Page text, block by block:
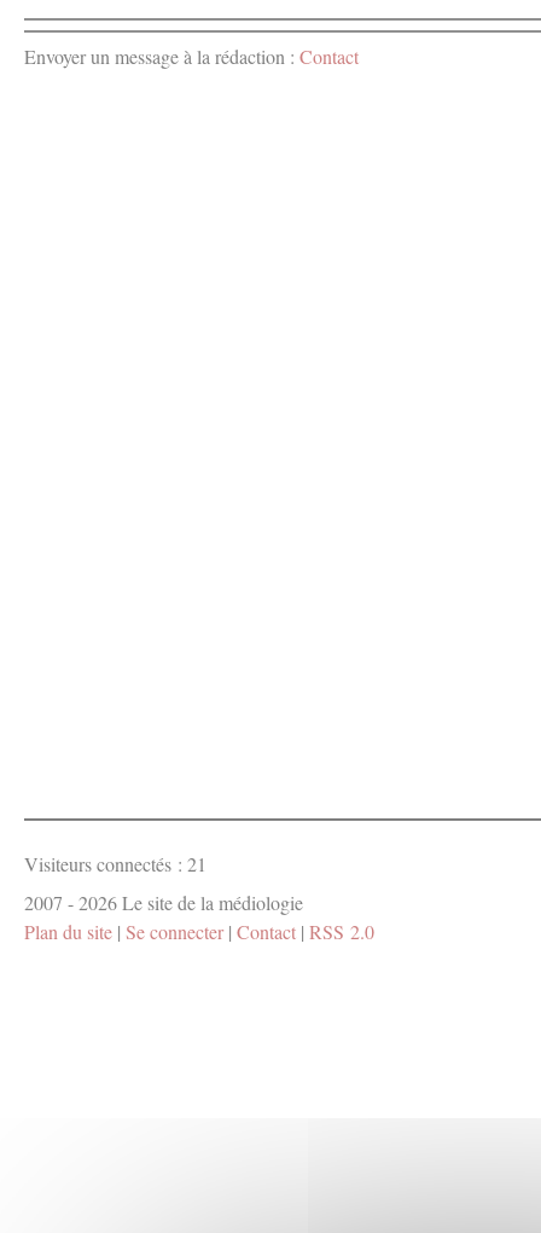
Envoyer un message à la rédaction : Contact
Visiteurs connectés : 21
2007 - 2026 Le site de la médiologie
Plan du site | Se connecter| Contact | RSS 2.0